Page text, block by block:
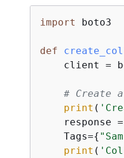
import boto3
def
client =
# Create
print (
response
    Tags=
{
print (